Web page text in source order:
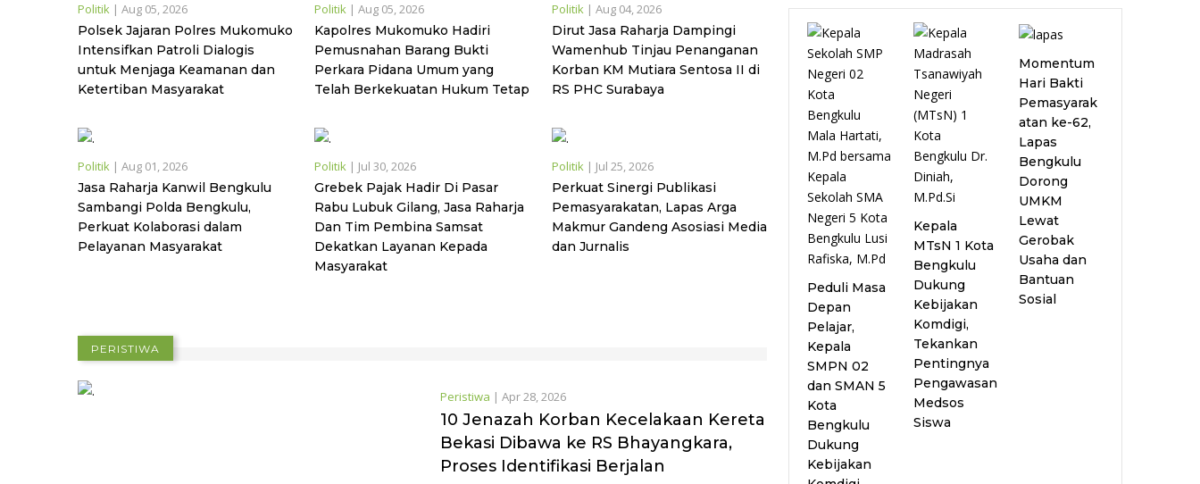
Politik | Aug 05, 2026
Polsek Jajaran Polres Mukomuko
Intensifkan Patroli Dialogis
untuk Menjaga Keamanan dan
Ketertiban Masyarakat
Politik |Aug 05, 2026
Kapolres Mukomuko Hadiri
Pemusnahan Barang Bukti
Perkara Pidana Umum yang
Telah Berkekuatan Hukum Tetap
Politik| Aug 04, 2026
Dirut Jasa Raharja Dampingi
Wamenhub Tinjau Penanganan
Korban KM Mutiara Sentosa II di
RS PHC Surabaya
Politik | Aug 01, 2026
Jasa Raharja Kanwil Bengkulu
Sambangi Polda Bengkulu,
Perkuat Kolaborasi dalam
Pelayanan Masyarakat
Politik | Jul 30, 2026
Grebek Pajak Hadir Di Pasar
Rabu Lubuk Gilang, Jasa Raharja
Dan Tim Pembina Samsat
Dekatkan Layanan Kepada
Masyarakat
Politik| Jul 25, 2026
Perkuat Sinergi Publikasi
Pemasyarakatan, Lapas Arga
Makmur Gandeng Asosiasi Media
dan Jurnalis
PERISTIWA
Peristiwa | Apr 28, 2026
10 Jenazah Korban Kecelakaan Kereta
Bekasi Dibawa ke RS Bhayangkara,
Proses Identifikasi Berjalan
Peduli Masa
Depan
Pelajar,
Kepala
SMPN 02
dan SMAN 5
Kota
Bengkulu
Dukung
Kebijakan
Kepala
MTsN 1 Kota
Bengkulu
Dukung
Kebijakan
Komdigi,
Tekankan
Pentingnya
Pengawasan
Medsos
Siswa
Momentum
Hari Bakti
Pemasyarak
atan ke-62,
Lapas
Bengkulu
Dorong
UMKM
Lewat
Gerobak
Usaha dan
Bantuan
Sosial